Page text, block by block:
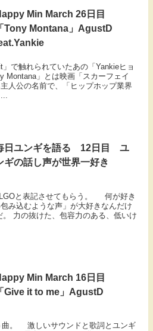
Min March 26日目
「Tony Montana」AgustD
で触れられていたあの「Yankieヒョ
」とは映画「スカーフェイ
人公の名前で、「ヒップホップ業界
日ユンギを語る 12日目 ユ
ギの話し声が世界一好き
と表記させてもらう。 何が好き
み込むような声」が大好きなんだけ
力の抜けた、包容力のある、低いけ
Min March 16日目
「Give it to me」AgustD
。 激しいサウンドと歌詞とユンギ